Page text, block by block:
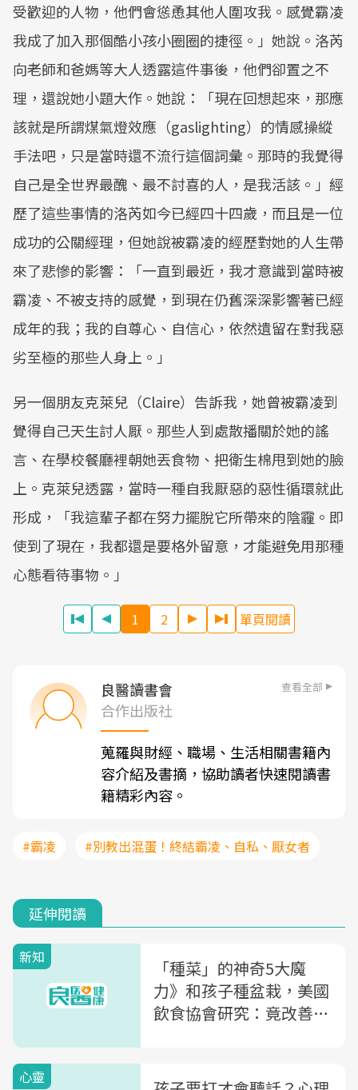
受歡迎的人物，他們會慫恿其他人圍攻我。感覺霸凌
我成了加入那個酷小孩小圈圈的捷徑。」她說。洛芮
向老師和爸媽等大人透露這件事後，他們卻置之不
理，還說她小題大作。她說：「現在回想起來，那應
該就是所謂煤氣燈效應（gaslighting）的情感操縱
手法吧，只是當時還不流行這個詞彙。那時的我覺得
自己是全世界最醜、最不討喜的人，是我活該。」經
歷了這些事情的洛芮如今已經四十四歲，而且是一位
成功的公關經理，但她說被霸凌的經歷對她的人生帶
來了悲慘的影響：「一直到最近，我才意識到當時被
霸凌、不被支持的感覺，到現在仍舊深深影響著已經
成年的我；我的自尊心、自信心，依然遺留在對我惡
劣至極的那些人身上。」
另一個朋友克萊兒（Claire）告訴我，她曾被霸凌到
覺得自己天生討人厭。那些人到處散播關於她的謠
言、在學校餐廳裡朝她丟食物、把衛生棉甩到她的臉
上。克萊兒透露，當時一種自我厭惡的惡性循環就此
形成，「我這輩子都在努力擺脫它所帶來的陰霾。即
使到了現在，我都還是要格外留意，才能避免用那種
心態看待事物。」
1 2 單頁閱讀
良醫讀書會 查看全部
合作出版社
蒐羅與財經、職場、生活相關書籍內
容介紹及書摘，協助讀者快速閱讀書
籍精彩內容。
#霸凌 #別教出混蛋！終結霸凌、自私、厭女者
延伸閱讀
新知
「種菜」的神奇5大魔
力》和孩子種盆栽，美國
飲食協會研究：竟改善孩
心靈